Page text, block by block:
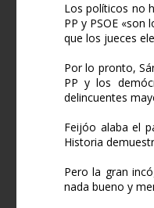
Los políticos no
PP y PSOE
que los jueces
Por lo pronto,
PP y los
delincuentes
Feijóo alaba el
Historia
Pero la gran
nada bueno y